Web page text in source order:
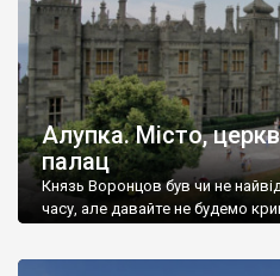
Алупка. Місто,
палац
Князь Воронцов був чи не
часу, але давайте не будемо